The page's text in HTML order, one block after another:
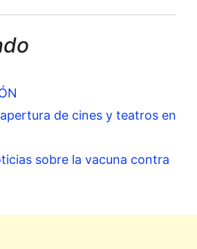
de cines y teatros en
sobre la vacuna contra